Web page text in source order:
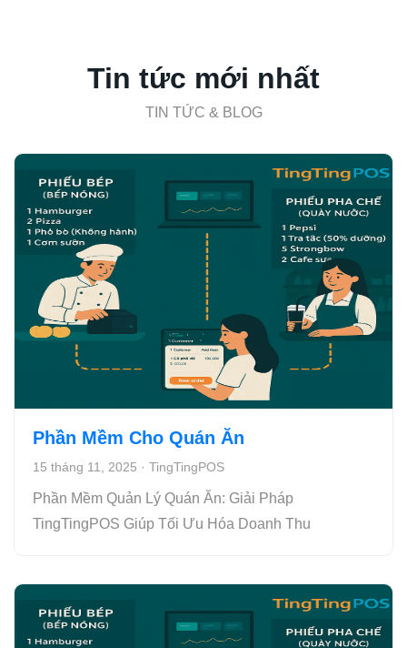
Tin tức mới nhất
TIN TỨC & BLOG
Phần Mềm Cho Quán Ăn
15 tháng 11, 2025 · TingTingPOS
Phần Mềm Quản Lý Quán Ăn: Giải Pháp
TingTingPOS Giúp Tối Ưu Hóa Doanh Thu